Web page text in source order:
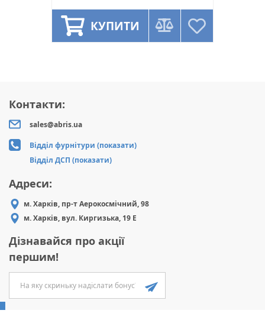
КУПИТИ
Контакти:
sales@abris.ua
Відділ фурнітури (показати)
Відділ ДСП (показати)
Адреси:
м. Харків, пр-т Аерокосмічний, 98
м. Харків, вул. Киргизька, 19 Е
Дізнавайся про акції
першим!